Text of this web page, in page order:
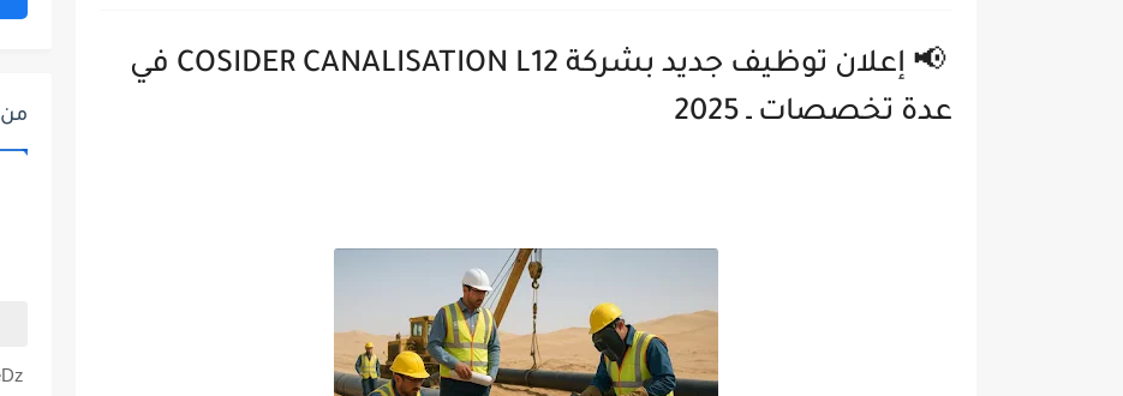
📢 إعلان توظيف جديد بشركة COSIDER CANALISATION L12 في
عدة تخصصات ـ 2025
من